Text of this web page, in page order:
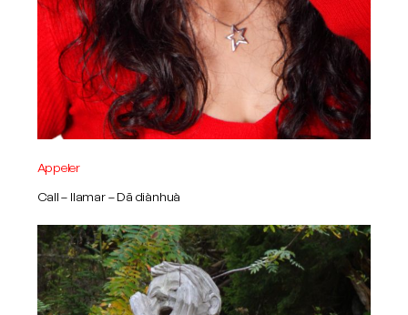
Appeler
Call – llamar – Dă diànhuà